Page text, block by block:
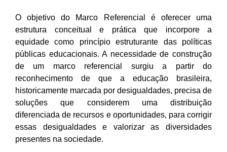
O objetivo do Marco Referencial é oferecer uma
estrutura conceitual e prática que incorpore a
equidade como princípio estruturante das políticas
públicas educacionais. A necessidade de construção
de um marco referencial surgiu a partir do
reconhecimento de que a educação brasileira,
historicamente marcada por desigualdades, precisa de
soluções que considerem uma distribuição
diferenciada de recursos e oportunidades, para corrigir
essas desigualdades e valorizar as diversidades
presentes na sociedade.